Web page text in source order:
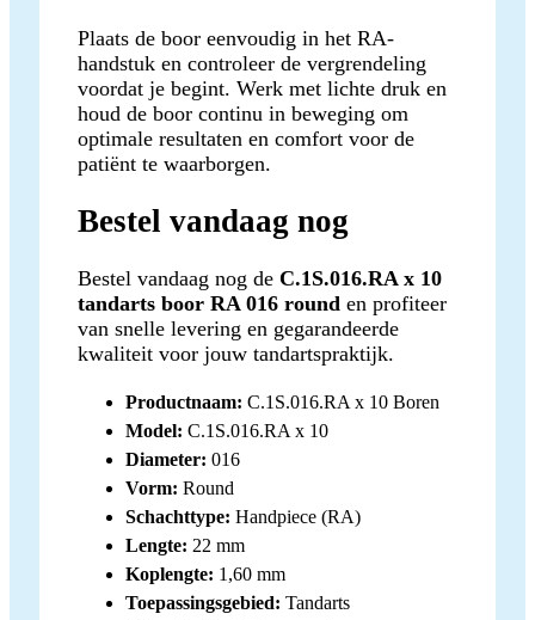
Plaats de boor eenvoudig in het RA-
handstuk en controleer de vergrendeling
voordat je begint. Werk met lichte druk en
houd de boor continu in beweging om
optimale resultaten en comfort voor de
patiënt te waarborgen.
Bestel vandaag nog
Bestel vandaag nog de C.1S.016.RA x 10
tandarts boor RA 016 round en profiteer
van snelle levering en gegarandeerde
kwaliteit voor jouw tandartspraktijk.
Productnaam: C.1S.016.RA x 10 Boren
Model: C.1S.016.RA x 10
Diameter: 016
Vorm: Round
Schachttype: Handpiece (RA)
Lengte: 22 mm
Koplengte: 1,60 mm
Toepassingsgebied: Tandarts